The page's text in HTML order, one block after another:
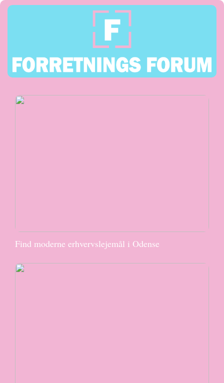
Find moderne erhvervslejemål i Odense